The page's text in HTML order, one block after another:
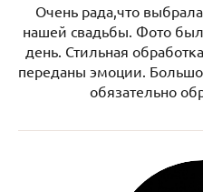
Очень рада,что
нашей свадьбы. Фото
день. Стильная
переданы эмоции.
обязательно